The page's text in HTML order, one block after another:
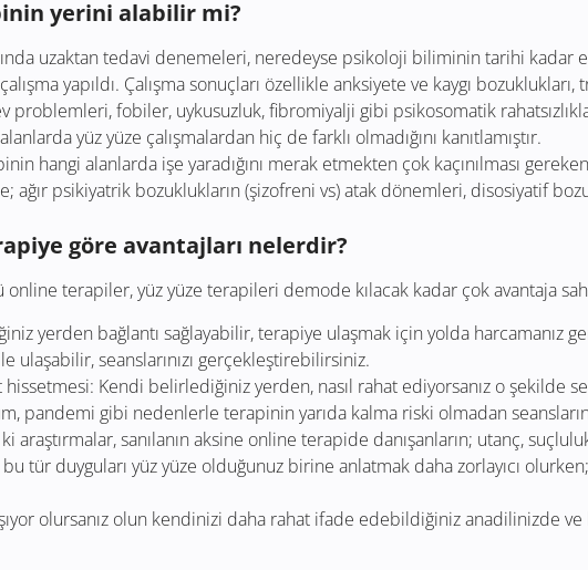
yerini alabilir mi?
uzaktan tedavi denemeleri, neredeyse psikoloji biliminin tarihi kadar
yapıldı. Çalışma sonuçları özellikle anksiyete ve kaygı bozuklukları,
fobiler, uykusuzluk, fibromiyalji gibi psikosomatik
yüz yüze çalışmalardan hiç de farklı olmadığını kanıtlamıştır.
hangi alanlarda işe yaradığını merak etmekten çok kaçınılması
ağır psikiyatrik bozuklukların (şizofreni vs) atak dönemleri, disosiyatif
göre avantajları nelerdir?
online terapiler, yüz yüze terapileri demode kılacak kadar çok avantaja
yerden bağlantı sağlayabilir, terapiye ulaşmak için yolda harcamanız
ulaşabilir, seanslarınızı gerçekleştirebilirsiniz.
hissetmesi: Kendi belirlediğiniz yerden, nasıl rahat ediyorsanız o şekilde
pandemi gibi nedenlerle terapinin yarıda kalma riski olmadan
araştırmalar, sanılanın aksine online terapide danışanların; utanç,
tür duyguları yüz yüze olduğunuz birine anlatmak daha zorlayıcı
olursanız olun kendinizi daha rahat ifade edebildiğiniz anadilinizde